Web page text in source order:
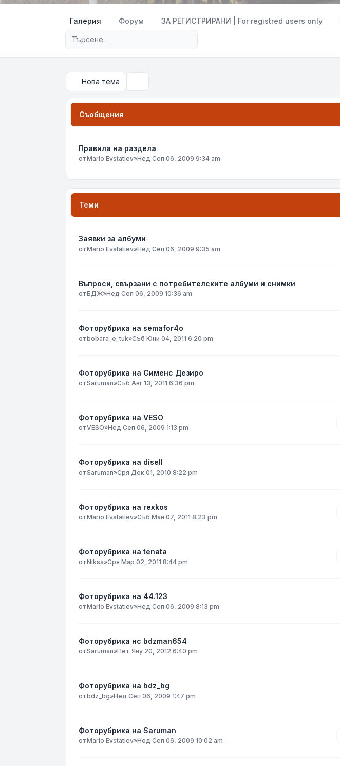
Галерия Форум ЗА РЕГИСТРИРАНИ | For registred users only
Нова тема
Съобщения
Правила на раздела
отMario Evstatiev»Нед Сеп 06, 2009 9:34 am
Теми
Заявки за албуми
отMario Evstatiev»Нед Сеп 06, 2009 9:35 am
Въпроси, свързани с потребителските албуми и снимки
отБДЖ»Нед Сеп 06, 2009 10:36 am
Фоторубрика на semafor4o
отbobara_e_tuk»Съб Юни 04, 2011 6:20 pm
Фоторубрика на Сименс Дезиро
отSaruman»Съб Авг 13, 2011 6:36 pm
Фоторубрика на VESO
отVESO»Нед Сеп 06, 2009 1:13 pm
Фоторубрика на disell
отSaruman»Сря Дек 01, 2010 8:22 pm
Фоторубрика на rexkos
отMario Evstatiev»Съб Май 07, 2011 8:23 pm
Фоторубрика на tenata
отNikss»Сря Мар 02, 2011 8:44 pm
Фоторубрика на 44.123
отMario Evstatiev»Нед Сеп 06, 2009 8:13 pm
Фоторубрика нс bdzman654
отSaruman»Пет Яну 20, 2012 6:40 pm
Фоторубрика на bdz_bg
отbdz_bg»Нед Сеп 06, 2009 1:47 pm
Фоторубрика на Saruman
отMario Evstatiev»Нед Сеп 06, 2009 10:02 am